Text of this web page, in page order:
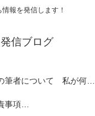
報を発信します！
信ブログ
当ブログの筆者について 私が何者なのかを紹介します
プライバシーポリシー・免責事項など